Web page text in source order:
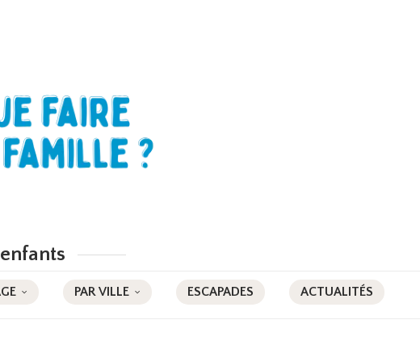
PAR VILLE ESCAPADES ACTUALITÉS